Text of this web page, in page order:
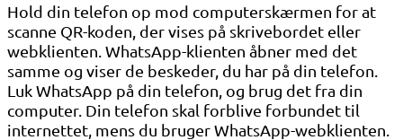
Hold din telefon op mod computerskærmen for at
scanne QR-koden, der vises på skrivebordet eller
webklienten. WhatsApp-klienten åbner med det
samme og viser de beskeder, du har på din telefon.
Luk WhatsApp på din telefon, og brug det fra din
computer. Din telefon skal forblive forbundet til
internettet, mens du bruger WhatsApp-webklienten.